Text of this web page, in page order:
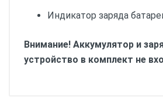
Индикатор заряда
Внимание! Аккумулятор и
устройство в комплект не